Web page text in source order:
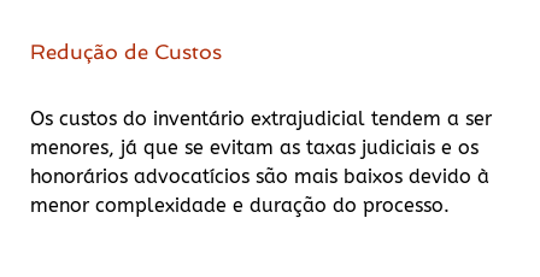
Redução de Custos
Os custos do inventário extrajudicial tendem a ser
menores, já que se evitam as taxas judiciais e os
honorários advocatícios são mais baixos devido à
menor complexidade e duração do processo.